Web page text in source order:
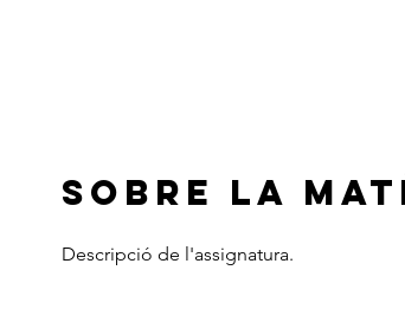
SOBRE LA
Descripció de l'assignatura.